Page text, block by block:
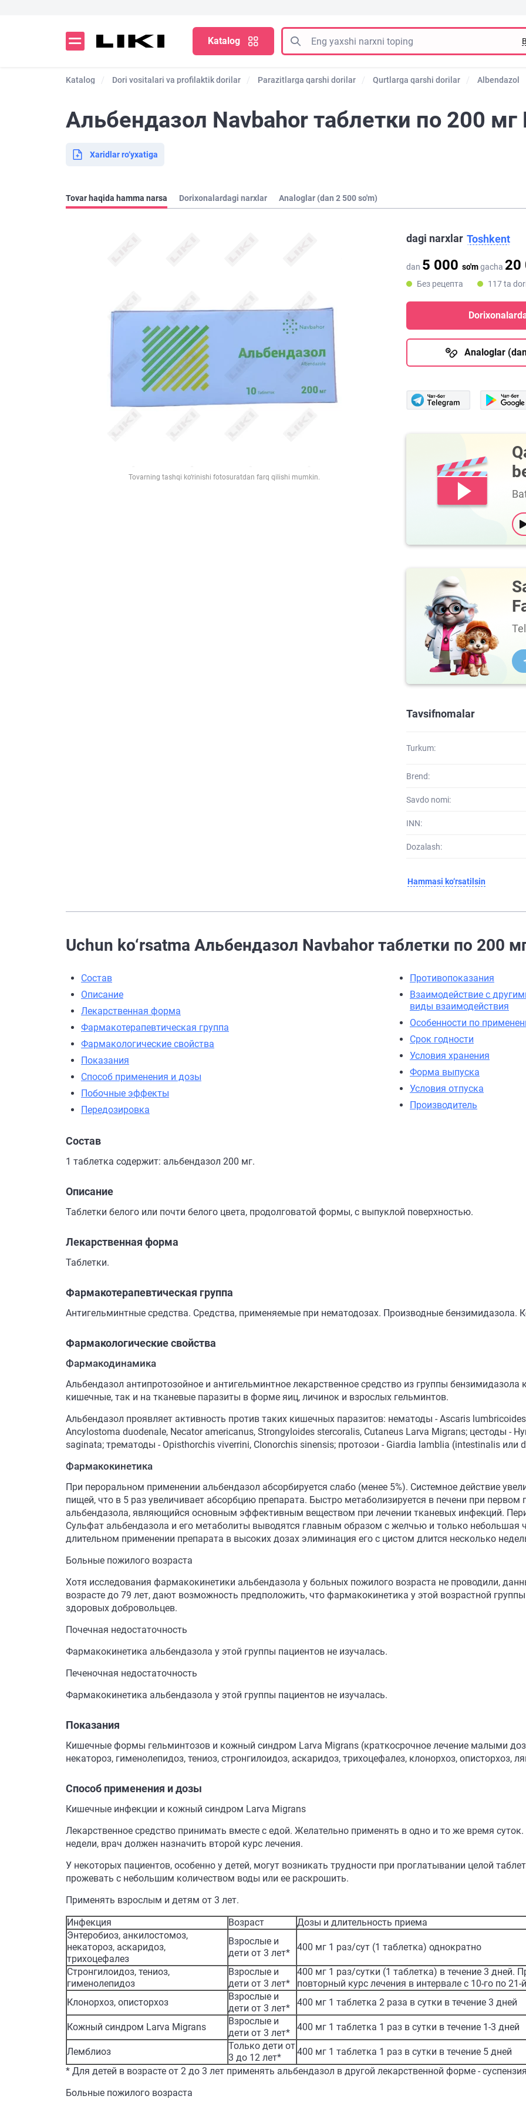
Katalog
Katalog Dori vositalari va profilaktik dorilar Parazitlarga qarshi dorilar Qurtlarga qarshi dorilar Albendazol
Альбендазол Navbahor таблетки по 200
Xaridlar ro‘yxatiga
Tovar haqida hamma narsa Dorixonalardagi narxlar Analoglar (dan 2 500 so'm)
Tovarning tashqi ko‘rinishi fotosuratdan farq qilishi mumkin.
dagi narxlar Toshkent
dan 5 000 so'mgacha 20
Без рецепта
117 ta
Analoglar
Tavsifnomalar
Turkum:
Brend:
Savdo nomi:
INN:
Dozalash:
Hammasi ko‘rsatilsin
Uchun ko‘rsatma Альбендазол Navbahor таблетки по 200
Состав
Описание
Лекарственная форма
Фармакотерапевтическая группа
Фармакологические свойства
Показания
Способ применения и дозы
Побочные эффекты
Передозировка
Противопоказания
Взаимодействие с
виды взаимодействия
Особенности по
Срок годности
Условия хранения
Форма выпуска
Условия отпуска
Производитель
Состав
1 таблетка содержит: альбендазол 200 мг.
Описание
Таблетки белого или почти белого цвета, продолговатой формы, с выпуклой поверхностью.
Лекарственная форма
Таблетки.
Фармакотерапевтическая группа
Антигельминтные средства. Средства, применяемые при нематодозах. Производные бензимидазола.
Фармакологические свойства
Фармакодинамика
Альбендазол антипротозойное и антигельминтное лекарственное средство из группы бензимидазола
кишечные, так и на тканевые паразиты в форме яиц, личинок и взрослых гельминтов.
Альбендазол проявляет активность против таких кишечных паразитов: нематоды - Ascaris
Ancylostoma duodenale, Necator americanus, Strongyloides stercoralis, Cutaneus Larva Migrans; цестоды -
saginata; трематоды - Opisthorchis viverrini, Clonorchis sinensis; протозои - Giardia lamblia (intestinalis или
Фармакокинетика
При пероральном применении альбендазол абсорбируется слабо (менее 5%). Системное действие
пищей, что в 5 раз увеличивает абсорбцию препарата. Быстро метаболизируется в печени при
альбендазола, являющийся основным эффективным веществом при лечении тканевых инфекций.
Сульфат альбендазола и его метаболиты выводятся главным образом с желчью и только небольшая
длительном применении препарата в высоких дозах элиминация его с цистом длится несколько
Больные пожилого возраста
Хотя исследования фармакокинетики альбендазола у больных пожилого возраста не проводили,
возрасте до 79 лет, дают возможность предположить, что фармакокинетика у этой возрастной
здоровых добровольцев.
Почечная недостаточность
Фармакокинетика альбендазола у этой группы пациентов не изучалась.
Печеночная недостаточность
Фармакокинетика альбендазола у этой группы пациентов не изучалась.
Показания
Кишечные формы гельминтозов и кожный синдром Larva Migrans (краткосрочное лечение малыми
некатороз, гименолепидоз, тениоз, стронгилоидоз, аскаридоз, трихоцефалез, клонорхоз, описторхоз,
Способ применения и дозы
Кишечные инфекции и кожный синдром Larva Migrans
Лекарственное средство принимать вместе с едой. Желательно применять в одно и то же время
недели, врач должен назначить второй курс лечения.
У некоторых пациентов, особенно у детей, могут возникать трудности при проглатывании целой
прожевать с небольшим количеством воды или ее раскрошить.
Применять взрослым и детям от 3 лет.
Инфекция
Возраст
Дозы и длительность приема
Энтеробиоз, анкилостомоз,
некатороз, аскаридоз,
трихоцефалез
Взрослые и
дети от 3 лет*
400 мг 1 раз/сут (1 таблетка) однократно
Стронгилоидоз, тениоз,
гименолепидоз
Взрослые и
дети от 3 лет*
400 мг 1 раз/сутки (1 таблетка) в течение 3 дней.
повторный курс лечения в интервале с 10-го по
Клонорхоз, описторхоз
Взрослые и
дети от 3 лет*
400 мг 1 таблетка 2 раза в сутки в течение 3 дней
Кожный синдром Larva Migrans
Взрослые и
дети от 3 лет*
400 мг 1 таблетка 1 раз в сутки в течение 1-3 дней
Лемблиоз
Только дети от
3 до 12 лет*
400 мг 1 таблетка 1 раз в сутки в течение 5 дней
* Для детей в возрасте от 2 до 3 лет применять альбендазол в другой лекарственной форме -
Больные пожилого возраста